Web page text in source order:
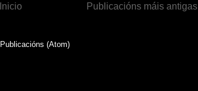
Publicacións máis antigas
Inicio
Publicacións (Atom)